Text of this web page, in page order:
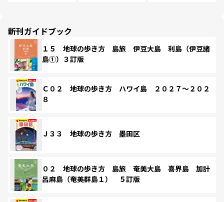
新刊ガイドブック
１５ 地球の歩き方 島旅 伊豆大島 利島（伊豆諸
島①）３訂版
Ｃ０２ 地球の歩き方 ハワイ島 ２０２７～２０２
８
Ｊ３３ 地球の歩き方 墨田区
０２ 地球の歩き方 島旅 奄美大島 喜界島 加計
呂麻島（奄美群島１） ５訂版